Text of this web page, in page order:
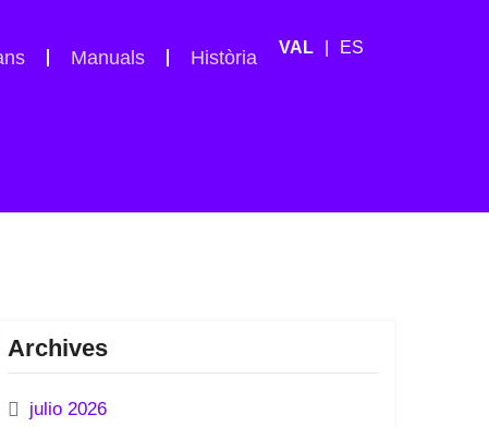
Manuals Història ES
Archives
julio 2026